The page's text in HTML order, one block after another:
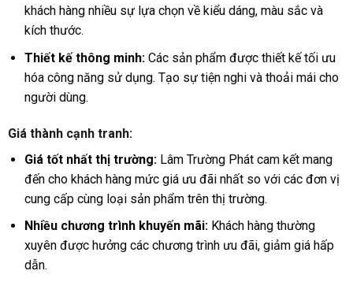
khách hàng nhiều sự lựa chọn về kiểu dáng, màu sắc và
kích thước.
Thiết kế thông minh:Các sản phẩm được thiết kế tối ưu
hóa công năng sử dụng. Tạo sự tiện nghi và thoải mái cho
người dùng.
Giá thành cạnh tranh:
Giá tốt nhất thị trường:Lâm Trường Phát cam kết mang
đến cho khách hàng mức giá ưu đãi nhất so với các đơn vị
cung cấp cùng loại sản phẩm trên thị trường.
Nhiều chương trình khuyến mãi:Khách hàng thường
xuyên được hưởng các chương trình ưu đãi, giảm giá hấp
dẫn.